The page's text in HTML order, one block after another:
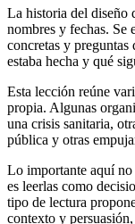
La historia del diseño
nombres y fechas. Se
concretas y preguntas
estaba hecha y qué
Esta lección reúne
propia. Algunas
una crisis sanitaria,
pública y otras
Lo importante aquí
es leerlas como
tipo de lectura
contexto y